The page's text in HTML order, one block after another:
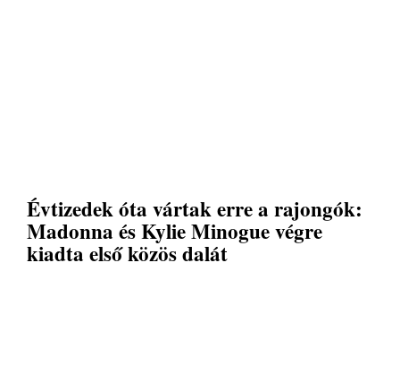
Évtizedek óta vártak erre a rajongók:
Madonna és Kylie Minogue végre
kiadta első közös dalát